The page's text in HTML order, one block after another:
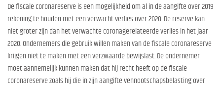
De fiscale coronareserve is een mogelijkheid om al in de aangifte over 2019
rekening te houden met een verwacht verlies over 2020. De reserve kan
niet groter zijn dan het verwachte coronagerelateerde verlies in het jaar
2020. Ondernemers die gebruik willen maken van de fiscale coronareserve
krijgen niet te maken met een verzwaarde bewijslast. De ondernemer
moet aannemelijk kunnen maken dat hij recht heeft op de fiscale
coronareserve zoals hij die in zijn aangifte vennootschapsbelasting over